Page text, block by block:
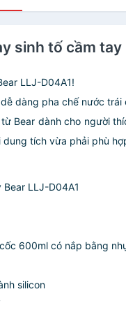
sinh tố cầm
LLJ-D04A1!
dàng pha chế nước trái
Bear dành cho người
dung tích vừa phải phù
Bear LLJ-D04A1
600ml có nắp bằng
silicon